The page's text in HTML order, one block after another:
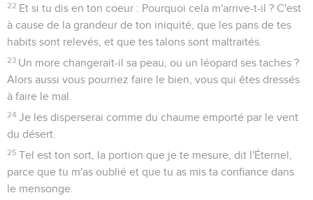
22 Et si tu dis en ton coeur : Pourquoi cela m'arrive-t-il ? C'est
à cause de la grandeur de ton iniquité, que les pans de tes
habits sont relevés, et que tes talons sont maltraités.
23 Un more changerait-il sa peau, ou un léopard ses taches ?
Alors aussi vous pourriez faire le bien, vous qui êtes dressés
à faire le mal.
24 Je les disperserai comme du chaume emporté par le vent
du désert.
25 Tel est ton sort, la portion que je te mesure, dit l'Éternel,
parce que tu m'as oublié et que tu as mis ta confiance dans
le mensonge.